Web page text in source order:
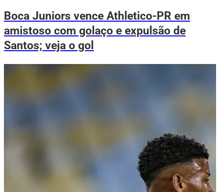
Boca Juniors vence Athletico-PR em
amistoso com golaço e expulsão de
Santos; veja o gol